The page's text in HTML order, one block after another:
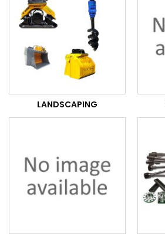
LANDSCAPING